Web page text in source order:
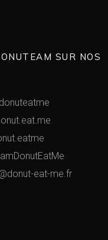
SUR NOS
eat-me.fr